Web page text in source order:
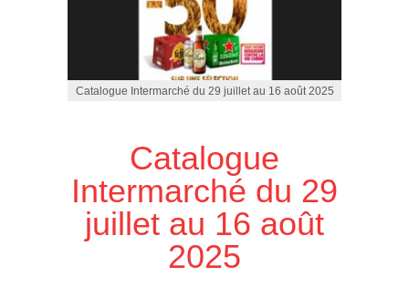
Catalogue Intermarché du 29 juillet au 16 août 2025
Catalogue
Intermarché du 29
juillet au 16 août
2025